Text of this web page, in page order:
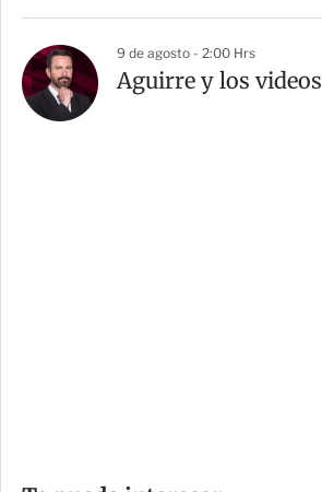
9 de agosto - 2:00 Hrs
Aguirre y los videos